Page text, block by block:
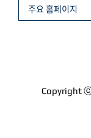
Copyright
주요 홈페이지